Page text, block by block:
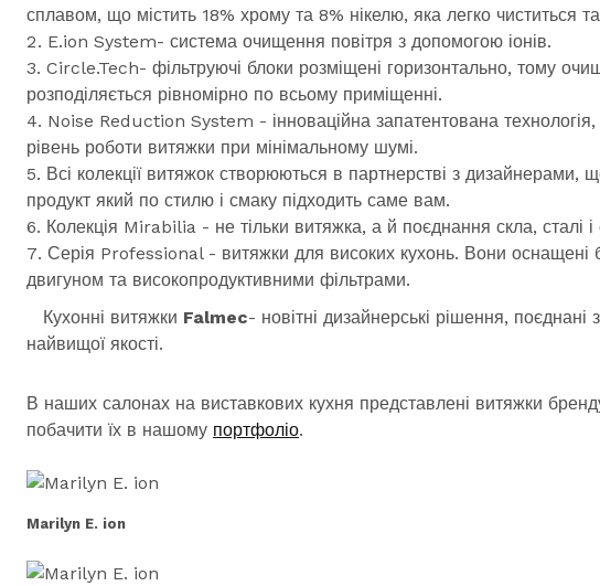
сплавом, що містить 18% хрому та 8% нікелю, яка легко чиститься та
E.ion System- система очищення повітря з допомогою іонів.
Circle.Tech- фільтруючі блоки розміщені горизонтально, тому
розподіляється рівномірно по всьому приміщенні.
Noise Reduction System - інноваційна запатентована технологія,
рівень роботи витяжки при мінімальному шумі.
Всі колекції витяжок створюються в партнерстві з дизайнерами,
продукт який по стилю і смаку підходить саме вам.
Колекція Mirabilia - не тільки витяжка, а й поєднання скла, сталі і
Серія Professional - витяжки для високих кухонь. Вони оснащені
двигуном та високопродуктивними фільтрами.
Кухонні витяжки Falmec- новітні дизайнерські рішення, поєднані
найвищої якості.
В наших салонах на виставкових кухня представлені витяжки
побачити їх в нашому портфоліо.
Marilyn E. ion